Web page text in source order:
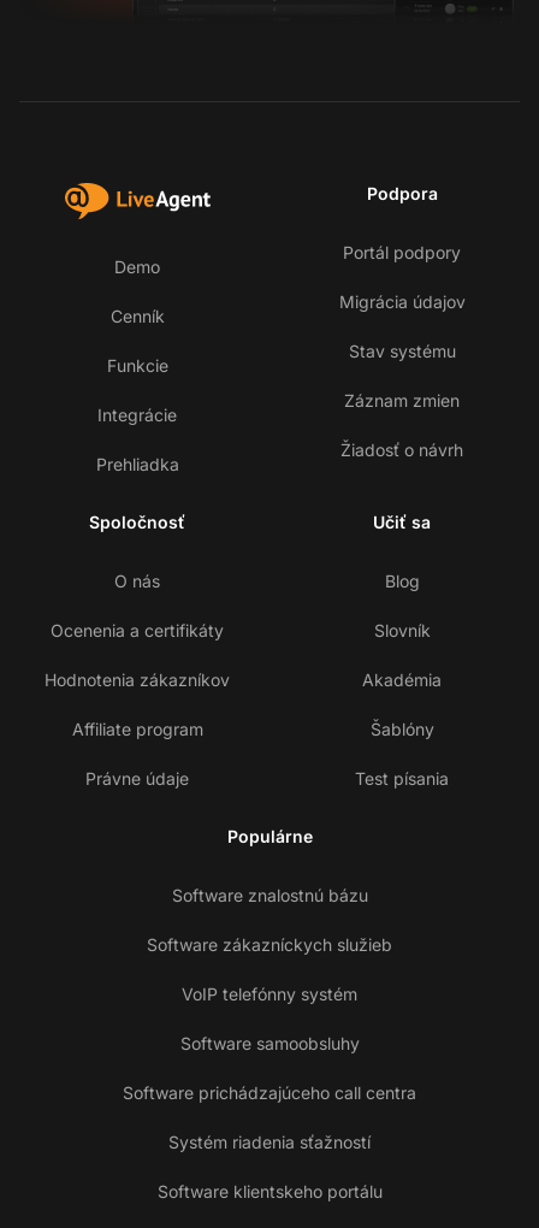
Demo
Cenník
Funkcie
Integrácie
Prehliadka
Podpora
Portál podpory
Migrácia údajov
Stav systému
Záznam zmien
Žiadosť o návrh
Spoločnosť
O nás
Ocenenia a certifikáty
Hodnotenia zákazníkov
Affiliate program
Právne údaje
Učiť sa
Blog
Slovník
Akadémia
Šablóny
Test písania
Populárne
Software znalostnú bázu
Software zákazníckych služieb
VoIP telefónny systém
Software samoobsluhy
Software prichádzajúceho call centra
Systém riadenia sťažností
Software klientskeho portálu